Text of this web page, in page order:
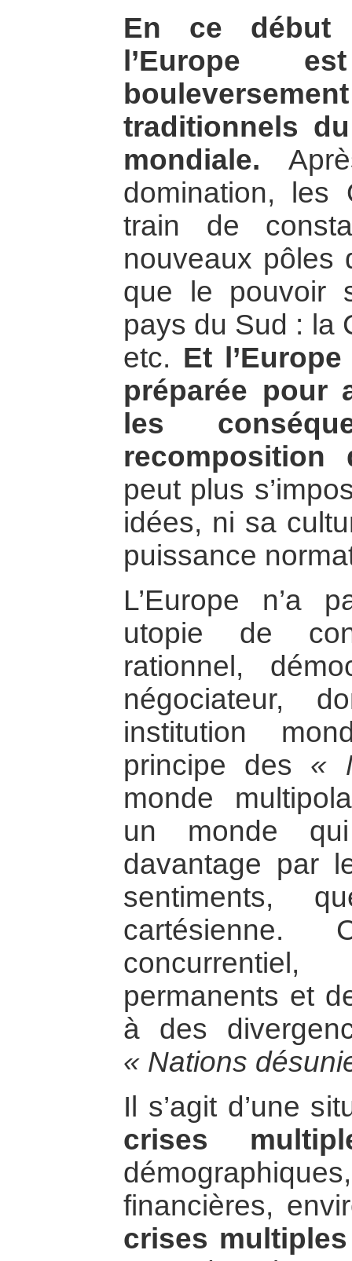
En ce début
l’Europe
traditionnels
mondiale.
domination, les
train de
nouveaux pôles
que le pouvoir
pays du Sud : la
etc. Et
préparée pour
les
recomposition
peut plus
idées, ni sa
puissance
L’Europe n’a
utopie de
rationnel,
négociateur,
institution
principe des «
monde
un monde
davantage par
sentiments,
cartésienne.
permanents et
à des
« Nations
Il s’agit d’une
crises
financières,
crises